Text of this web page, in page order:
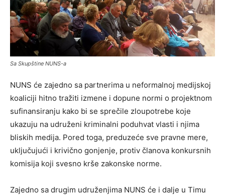
Sa Skupštine NUNS-a
NUNS će zajedno sa partnerima u neformalnoj medijskoj
koaliciji hitno tražiti izmene i dopune normi o projektnom
sufinansiranju kako bi se sprečile zloupotrebe koje
ukazuju na udruženi kriminalni poduhvat vlasti i njima
bliskih medija. Pored toga, preduzeće sve pravne mere,
uključujući i krivično gonjenje, protiv članova konkursnih
komisija koji svesno krše zakonske norme.
Zajedno sa drugim udruženjima NUNS će i dalje u Timu